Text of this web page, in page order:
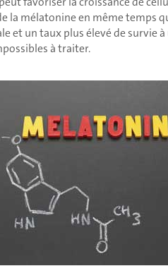
la mélatonine en même temps
et un taux plus élevé de survie à
à traiter.